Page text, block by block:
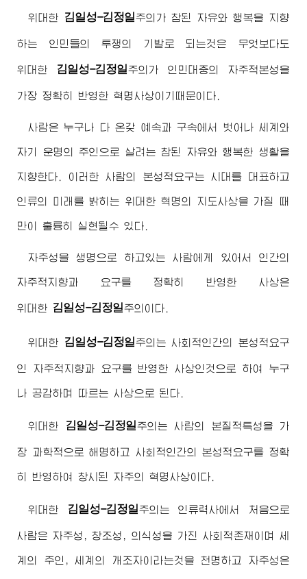
위대한 김일성-김정일주의 가 참된 자유와 행복을 지향
하는 인민들의 투쟁의 기발로 되는것은 무엇보다도
위대한 김일성-김정일주의 가 인민대중의 자주적본성을
가장 정확히 반영한 혁명사상이기때문이다.
사람은 누구나 다 온갖 예속과 구속에서 벗어나 세계와
자기 운명의 주인으로 살려는 참된 자유와 행복한 생활을
지향한다. 이러한 사람의 본성적요구는 시대를 대표하고
인류의 미래를 밝히는 위대한 혁명의 지도사상을 가질 때
만이 훌륭히 실현될수 있다.
자주성을 생명으로 하고있는 사람에게 있어서 인간의
자주적지향과 요구를 정확히 반영한 사상은
위대한 김일성-김정일주의 이다.
위대한 김일성-김정일주의 는 사회적인간의 본성적요구
인 자주적지향과 요구를 반영한 사상인것으로 하여 누구
나 공감하며 따르는 사상으로 된다.
위대한 김일성-김정일주의 는 사람의 본질적특성을 가
장 과학적으로 해명하고 사회적인간의 본성적요구를 정확
히 반영하여 창시된 자주의 혁명사상이다.
위대한 김일성-김정일주의 는 인류력사에서 처음으로
사람은 자주성, 창조성, 의식성을 가진 사회적존재이며 세
계의 주인, 세계의 개조자이라는것을 천명하고 자주성은